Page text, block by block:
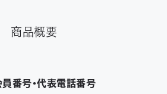
商品概要
員番号・代表電話番号